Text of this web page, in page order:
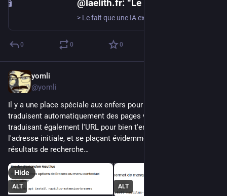
0 0 0
yomli
@yomli
Il y a une place spéciale aux enfers pour les gens qui
traduisent automatiquement des pages web techniques, en
traduisant également l'URL pour bien t'empêcher de retrouver
l'adresse initiale, et se plaçant évidemment dans les premiers
résultats de recherche…
ALT ALT
Hide